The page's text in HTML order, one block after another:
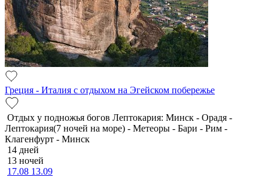
Греция - Италия с отдыхом на Эгейском побережье
Отдых у подножья богов Лептокария: Минск - Орадя -
Лептокария(7 ночей на море) - Метеоры - Бари - Рим -
Клагенфурт - Минск
14 дней
13 ночей
17.08 13.09